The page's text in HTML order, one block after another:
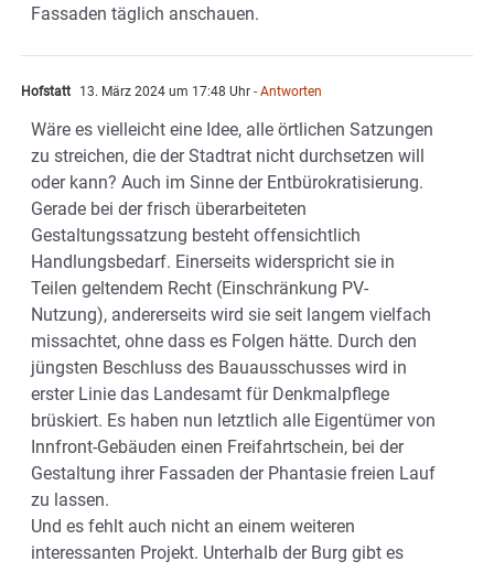
Fassaden täglich anschauen.
Hofstatt 13. März 2024 um 17:48 Uhr - Antworten
Wäre es vielleicht eine Idee, alle örtlichen Satzungen
zu streichen, die der Stadtrat nicht durchsetzen will
oder kann? Auch im Sinne der Entbürokratisierung.
Gerade bei der frisch überarbeiteten
Gestaltungssatzung besteht offensichtlich
Handlungsbedarf. Einerseits widerspricht sie in
Teilen geltendem Recht (Einschränkung PV-
Nutzung), andererseits wird sie seit langem vielfach
missachtet, ohne dass es Folgen hätte. Durch den
jüngsten Beschluss des Bauausschusses wird in
erster Linie das Landesamt für Denkmalpflege
brüskiert. Es haben nun letztlich alle Eigentümer von
Innfront-Gebäuden einen Freifahrtschein, bei der
Gestaltung ihrer Fassaden der Phantasie freien Lauf
zu lassen.
Und es fehlt auch nicht an einem weiteren
interessanten Projekt. Unterhalb der Burg gibt es